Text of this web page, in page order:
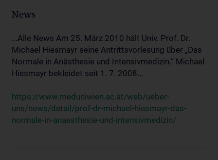
News
...Alle News Am 25. März 2010 hält Univ. Prof. Dr.
Michael Hiesmayr seine Antrittsvorlesung über „Das
Normale in Anästhesie und Intensivmedizin.“ Michael
Hiesmayr bekleidet seit 1. 7. 2008...
https://www.meduniwien.ac.at/web/ueber-
uns/news/detail/prof-dr-michael-hiesmayr-das-
normale-in-anaesthesie-und-intensivmedizin/